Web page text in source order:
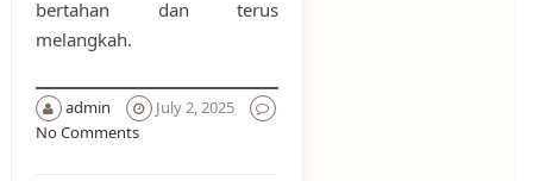
bertahan dan terus
melangkah.
admin
July 2, 2025
No Comments